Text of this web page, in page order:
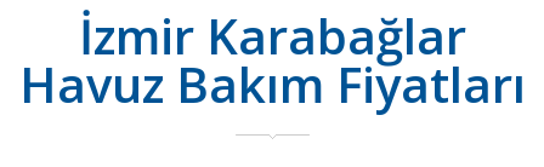
İzmir Karabağlar
Havuz Bakım Fiyatları